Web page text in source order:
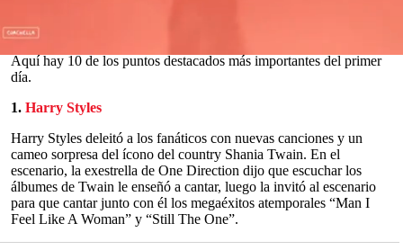
seconds
invitados famosos.
Aquí hay 10 de los puntos destacados más importantes del primer
día.
1. Harry Styles
Harry Styles deleitó a los fanáticos con nuevas canciones y un
cameo sorpresa del ícono del country Shania Twain. En el
escenario, la exestrella de One Direction dijo que escuchar los
álbumes de Twain le enseñó a cantar, luego la invitó al escenario
para que cantar junto con él los megaéxitos atemporales “Man I
Feel Like A Woman” y “Still The One”.